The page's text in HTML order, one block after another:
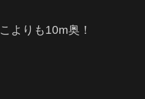
よりも10m奥！